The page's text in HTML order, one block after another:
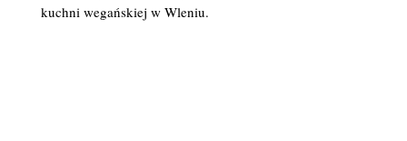
kuchni wegańskiej w Wleniu.